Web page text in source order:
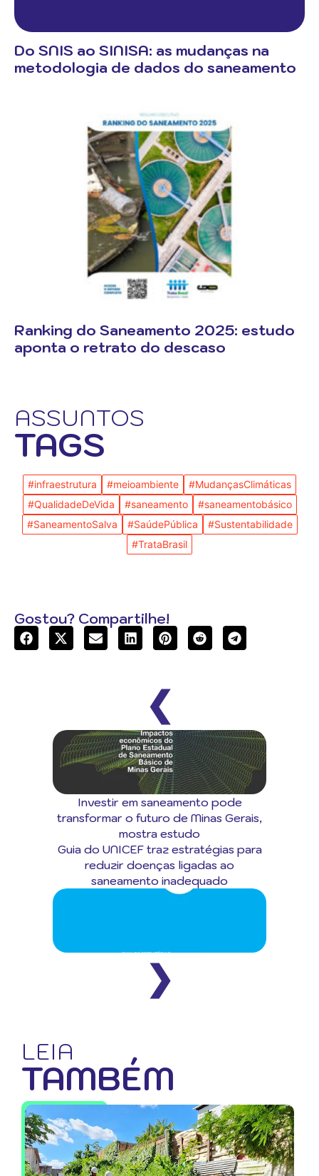
Do SNIS ao SINISA: as mudanças na
metodologia de dados do saneamento
Ranking do Saneamento 2025: estudo
aponta o retrato do descaso
ASSUNTOS
TAGS
#infraestrutura #meioambiente
#MudançasClimáticas
#QualidadeDeVida
#saneamento
#saneamentobásico
#SaneamentoSalva
#SaúdePública
#Sustentabilidade
#TrataBrasil
Gostou? Compartilhe!
❮
Investir em saneamento pode
transformar o futuro de Minas Gerais,
mostra estudo
Guia do UNICEF traz estratégias para
reduzir doenças ligadas ao
saneamento inadequado
❯
LEIA
TAMBÉM